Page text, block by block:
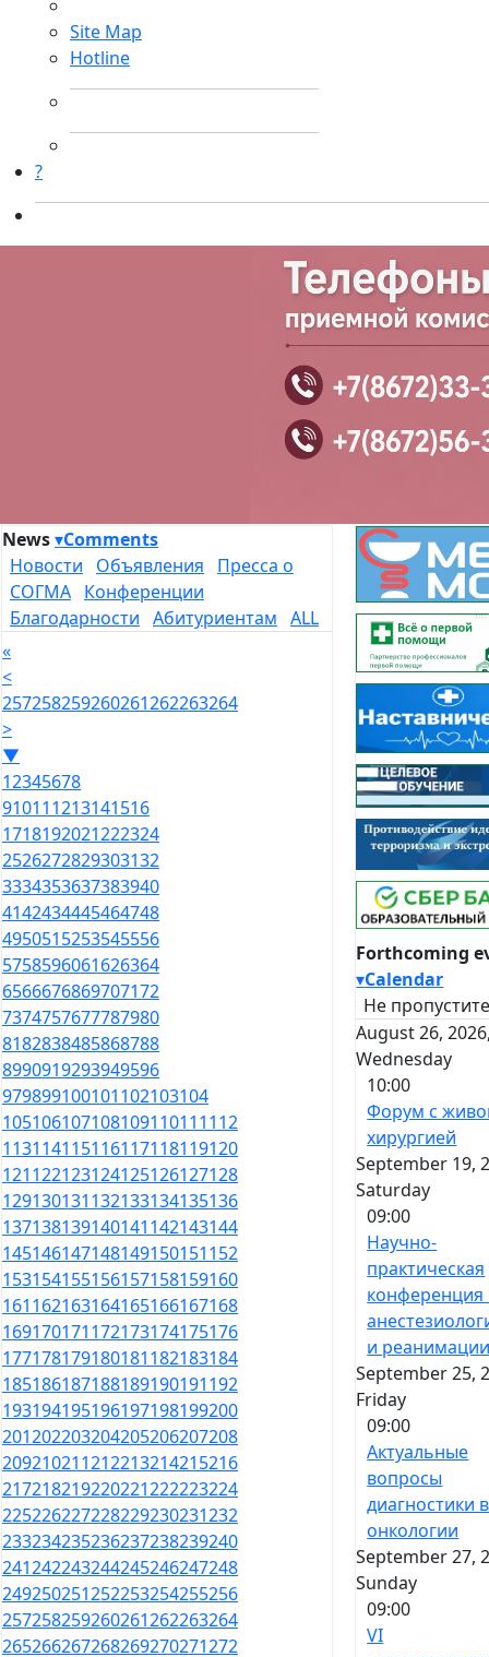
Site Map
Hotline
?
News▾Comments
Новости
Объявления
Пресса о
СОГМА Конференции
Благодарности Абитуриентам ALL
«
<
257258259260261262263264
>
▼
12345678
910111213141516
1718192021222324
2526272829303132
3334353637383940
4142434445464748
4950515253545556
5758596061626364
6566676869707172
7374757677787980
8182838485868788
8990919293949596
979899100101102103104
105106107108109110111112
113114115116117118119120
121122123124125126127128
129130131132133134135136
137138139140141142143144
145146147148149150151152
153154155156157158159160
161162163164165166167168
169170171172173174175176
177178179180181182183184
185186187188189190191192
193194195196197198199200
201202203204205206207208
209210211212213214215216
217218219220221222223224
225226227228229230231232
233234235236237238239240
241242243244245246247248
249250251252253254255256
257258259260261262263264
265266267268269270271272
Forthcoming
▾Calendar
Не
August 26,
Wednesday
10:00
Форум с
хирургией
September 19,
Saturday
09:00
Научно-
практическая
конференция
и
September 25,
Friday
09:00
Актуальные
вопросы
диагностики в
онкологии
September 27,
Sunday
09:00
VI